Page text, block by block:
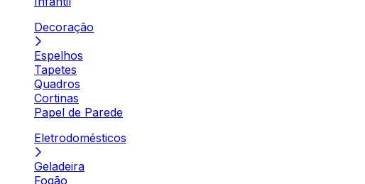
Decoração
Espelhos
Tapetes
Quadros
Cortinas
Papel de Parede
Eletrodomésticos
Geladeira
Fogão